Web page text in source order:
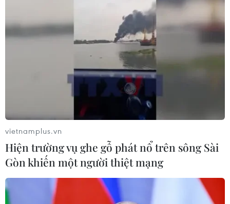
vietnamplus.vn
Hiện trường vụ ghe gỗ phát nổ trên sông Sài
Gòn khiến một người thiệt mạng